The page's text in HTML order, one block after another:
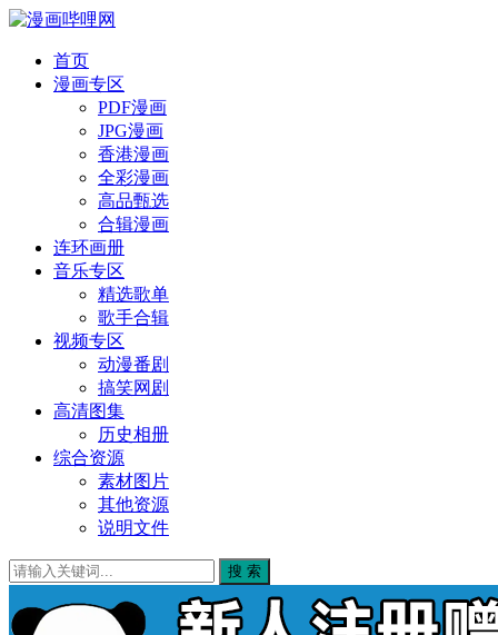
首页
漫画专区
PDF漫画
JPG漫画
香港漫画
全彩漫画
高品甄选
合辑漫画
连环画册
音乐专区
精选歌单
歌手合辑
视频专区
动漫番剧
搞笑网剧
高清图集
历史相册
综合资源
素材图片
其他资源
说明文件
搜 索